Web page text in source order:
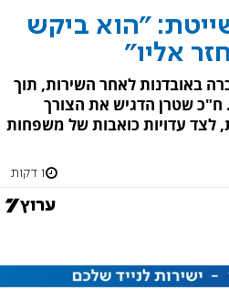
"הוא ביקש
אליו"
באובדנות לאחר השירות, תוך
ח"כ שטרן הדגיש את הצורך
לצד עדויות כואבות של משפחות
1 דקות